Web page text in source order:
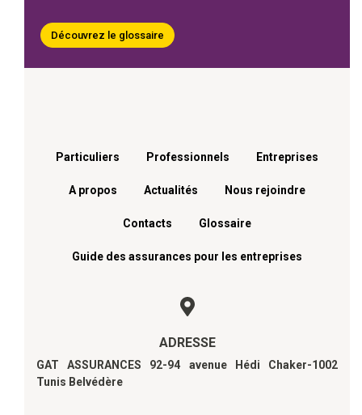
Découvrez le glossaire
Menu footer
Particuliers Professionnels Entreprises
A propos Actualités Nous rejoindre
Contacts Glossaire
Guide des assurances pour les entreprises
ADRESSE
GAT ASSURANCES 92-94 avenue Hédi Chaker-1002
Tunis Belvédère